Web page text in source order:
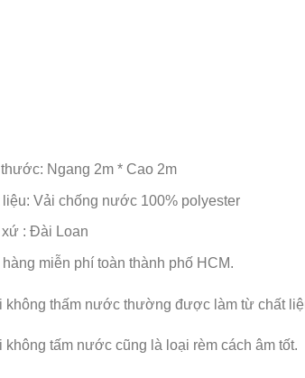
Ngang 2m * Cao 2m
liệu: Vải chống nước 100% polyester
xứ : Đài Loan
hàng miễn phí toàn thành phố HCM.
không thấm nước thường được làm từ chất
không tấm nước cũng là loại rèm cách âm tốt.